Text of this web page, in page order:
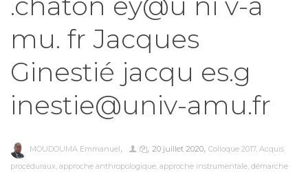
mu. fr Jacques
Ginestié jacqu es.g
inestie@univ-amu.fr
MOUDOUMA Emmanuel, , 20 juillet 2020, Colloque 2017, Acquis
procéduraux, approche anthropologique, approche instrumentale, démarche